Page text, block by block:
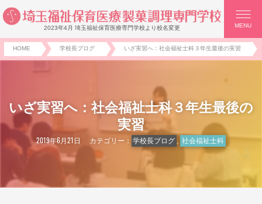
2023年4月 埼玉福祉保育医療専門学校より校名変更 MENU
HOME 学校長ブログ いざ実習へ：社会福祉士科３年生最後の実習
いざ実習へ：社会福祉士科３年生最後の
実習
2019年6月21日 カテゴリー： 学校長ブログ 社会福祉士科